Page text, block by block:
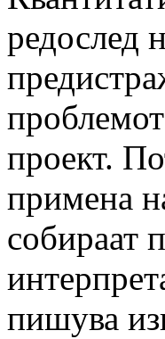
редослед
проект.
примена
собираат
пишува